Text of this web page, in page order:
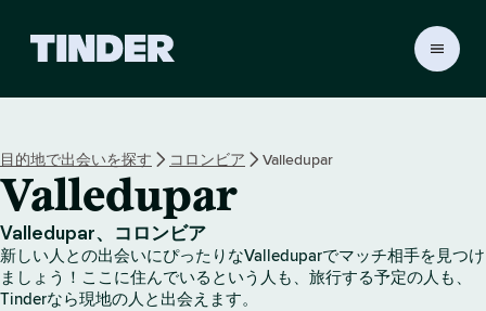
r
ホ
ー
ム
ペ
ー
ジ
目的地で出会いを探す コロンビア Valledupar
Valledupar
Valledupar、コロンビア
新しい人との出会いにぴったりなValleduparでマッチ相手を見つけ
ましょう！ここに住んでいるという人も、旅行する予定の人も、
Tinderなら現地の人と出会えます。